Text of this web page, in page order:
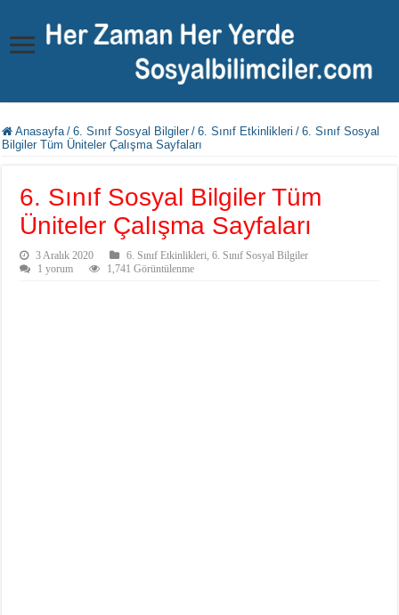
Anasayfa / 6. Sınıf Sosyal Bilgiler / 6. Sınıf Etkinlikleri / 6. Sınıf Sosyal
Bilgiler Tüm Üniteler Çalışma Sayfaları
6. Sınıf Sosyal Bilgiler Tüm
Üniteler Çalışma Sayfaları
3 Aralık 2020 6. Sınıf Etkinlikleri ,6. Sınıf Sosyal Bilgiler
1 yorum
1,741 Görüntülenme